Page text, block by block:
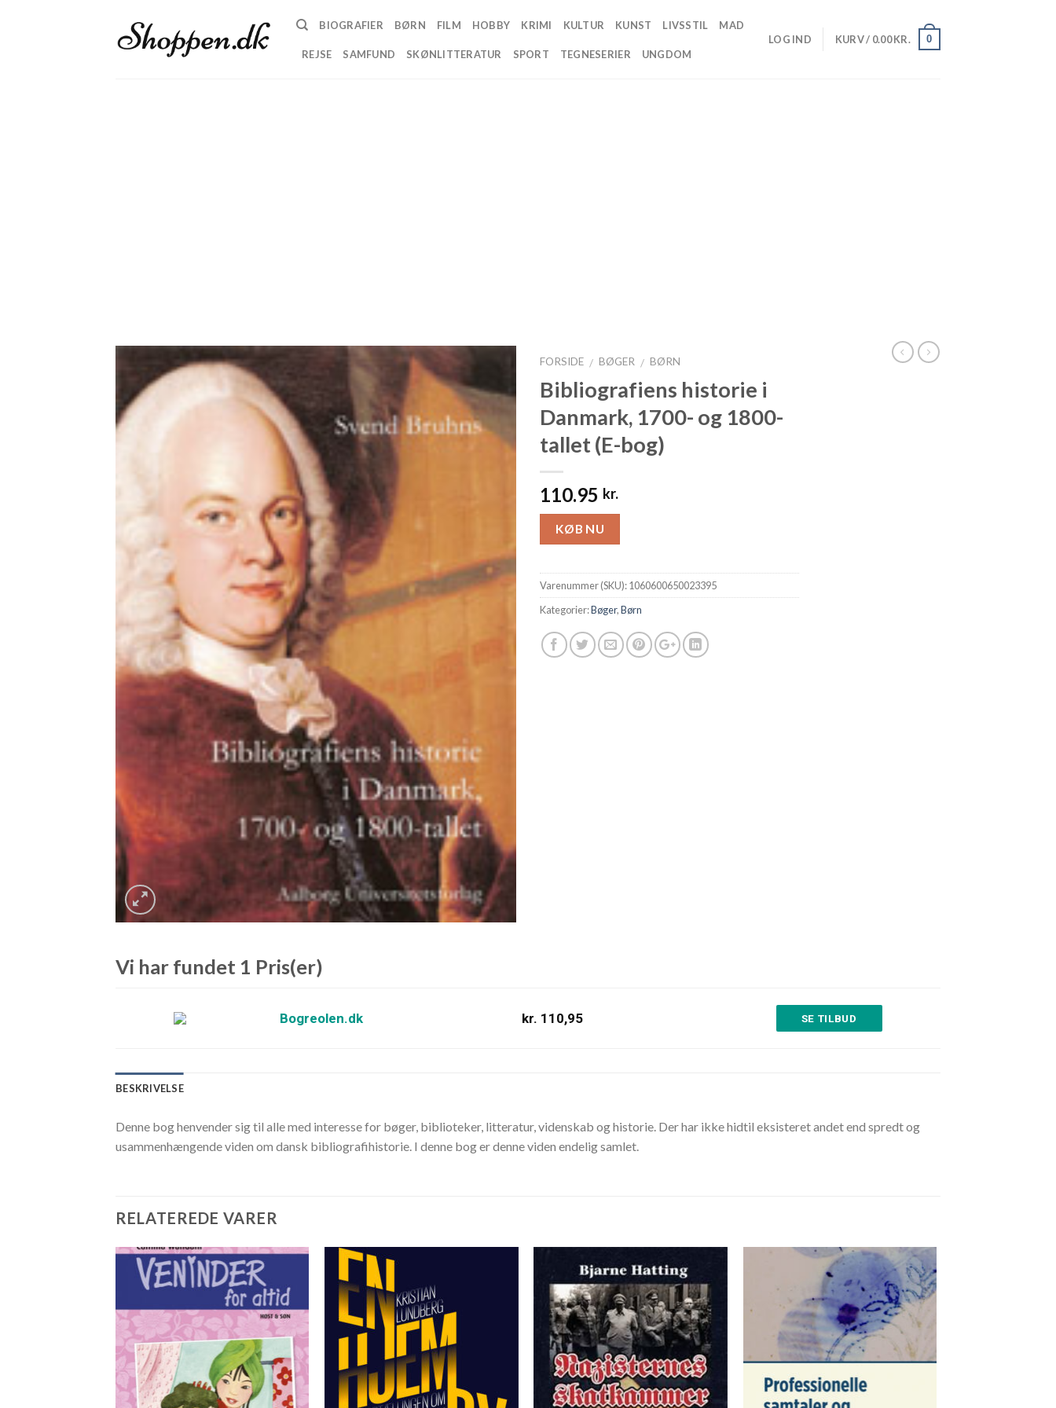
BIOGRAFIER BØRN FILM HOBBY KRIMI KULTUR KUNST LIVSSTIL MAD
REJSE SAMFUND SKØNLITTERATUR SPORT TEGNESERIER UNGDOM
LOG IND KURV / 0.00KR. 0
FORSIDE / BØGER / BØRN
Bibliografiens historie i
Danmark, 1700- og 1800-
tallet (E-bog)
110.95 kr.
KØB NU
Varenummer (SKU):1060600650023395
Kategorier:Bøger,Børn
Vi har fundet 1 Pris(er)
Bogreolen.dk kr. 110,95 SE TILBUD
BESKRIVELSE
Denne bog henvender sig til alle med interesse for bøger, biblioteker, litteratur, videnskab og historie. Der har ikke hidtil eksisteret andet end spredt og
usammenhængende viden om dansk bibliografihistorie. I denne bog er denne viden endelig samlet.
RELATEREDE VARER